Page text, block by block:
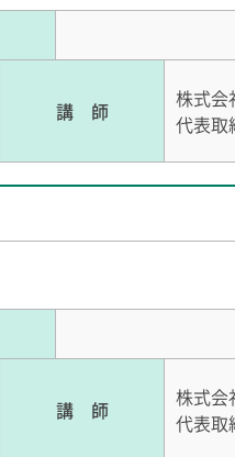
講 師
株式会
代表
講 師
株式会
代表